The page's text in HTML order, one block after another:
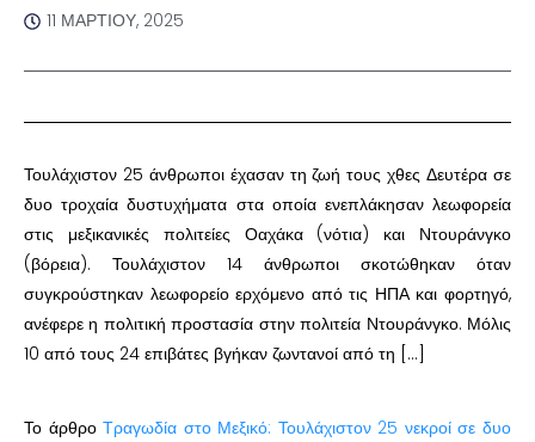
11 ΜΑΡΤΊΟΥ, 2025
Τουλάχιστον 25 άνθρωποι έχασαν τη ζωή τους χθες Δευτέρα σε
δυο τροχαία δυστυχήματα στα οποία ενεπλάκησαν λεωφορεία
στις μεξικανικές πολιτείες Οαχάκα (νότια) και Ντουράνγκο
(βόρεια). Τουλάχιστον 14 άνθρωποι σκοτώθηκαν όταν
συγκρούστηκαν λεωφορείο ερχόμενο από τις ΗΠΑ και φορτηγό,
ανέφερε η πολιτική προστασία στην πολιτεία Ντουράνγκο. Μόλις
10 από τους 24 επιβάτες βγήκαν ζωντανοί από τη […]
Το άρθροΤραγωδία στο Μεξικό: Τουλάχιστον 25 νεκροί σε δυο